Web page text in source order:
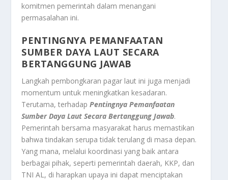
komitmen pemerintah dalam menangani
permasalahan ini.
PENTINGNYA PEMANFAATAN
SUMBER DAYA LAUT SECARA
BERTANGGUNG JAWAB
Langkah pembongkaran pagar laut ini juga menjadi
momentum untuk meningkatkan kesadaran.
Terutama, terhadapPentingnya Pemanfaatan
Sumber Daya Laut Secara Bertanggung Jawab.
Pemerintah bersama masyarakat harus memastikan
bahwa tindakan serupa tidak terulang di masa depan.
Yang mana, melalui koordinasi yang baik antara
berbagai pihak, seperti pemerintah daerah, KKP, dan
TNI AL, di harapkan upaya ini dapat menciptakan